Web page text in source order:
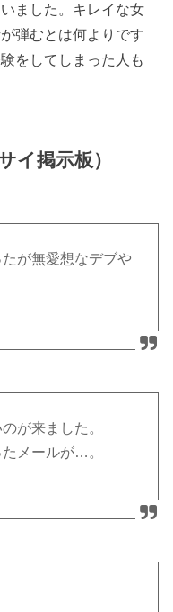
ました。キレイな女
弾むとは何よりです
をしてしまった人も
イ掲示板）
が無愛想なデブや
が来ました。
メールが…。